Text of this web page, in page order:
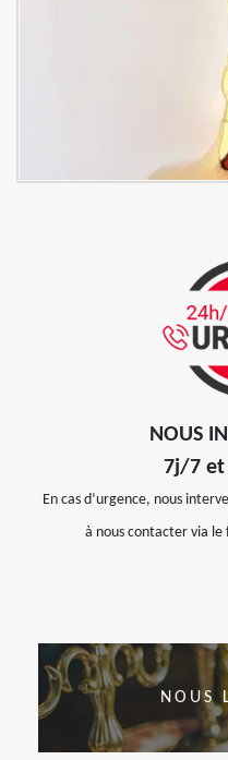
NOUS
7j/7 et
En cas d’urgence, nous
à nous contacter via le
NOUS